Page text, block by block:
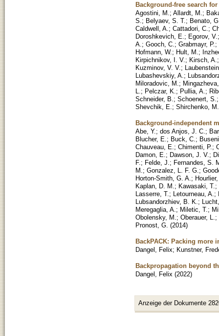
Background-free search
Agostini, M. ; Allardt, M. ;
S. ; Belyaev, S. T. ; Benato,
Caldwell, A. ; Cattadori, C. ;
Doroshkevich, E. ; Egorov, V.
A. ; Gooch, C. ; Grabmayr, P. ;
Hofmann, W. ; Hult, M. ;
Kirpichnikov, I. V. ; Kirsch, A.
Kuzminov, V. V. ;
Lubashevskiy, A. ;
Miloradovic, M. ;
L. ; Pelczar, K. ; Pullia, A. ;
Schneider, B. ; Schoenert, S.
Shevchik, E. ; Shirchenko, M.
Background-independent
Abe, Y. ; dos Anjos, J. C. ;
Blucher, E. ; Buck, C. ;
Chauveau, E. ; Chimenti, P. ;
Damon, E. ; Dawson, J. V. ;
F. ; Felde, J. ; Fernandes, S.
M. ; Gonzalez, L. F. G. ;
Horton-Smith, G. A. ;
Kaplan, D. M. ; Kawasaki, T. ;
Lasserre, T. ; Letourneau, A. ;
Lubsandorzhiev, B. K. ;
Meregaglia, A. ; Miletic, T. ;
Obolensky, M. ; Oberauer, L. ;
Pronost, G. (2014)
BackPACK: Packing more
Dangel, Felix; Kunstner,
Backpropagation beyond
Dangel, Felix (2022)
Anzeige der Dokumente